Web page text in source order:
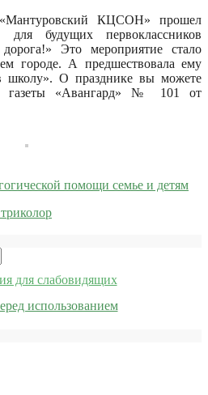
КЦСОН» прошел
для будущих первоклассников
Это мероприятие стало
городе. А предшествовала ему
школу». О празднике вы можете
газеты «Авангард» № 101 от
помощи семье и детям
для слабовидящих
использованием